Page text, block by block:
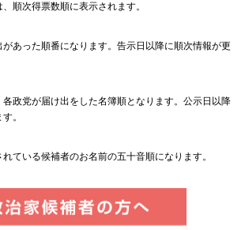
順次得票数順に表示されます。
あった順番になります。告示日以降に順次情報が更
政党が届け出をした名簿順となります。公示日以降
。
ている候補者のお名前の五十音順になります。